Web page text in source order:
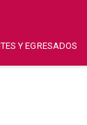
Y EGRESADOS